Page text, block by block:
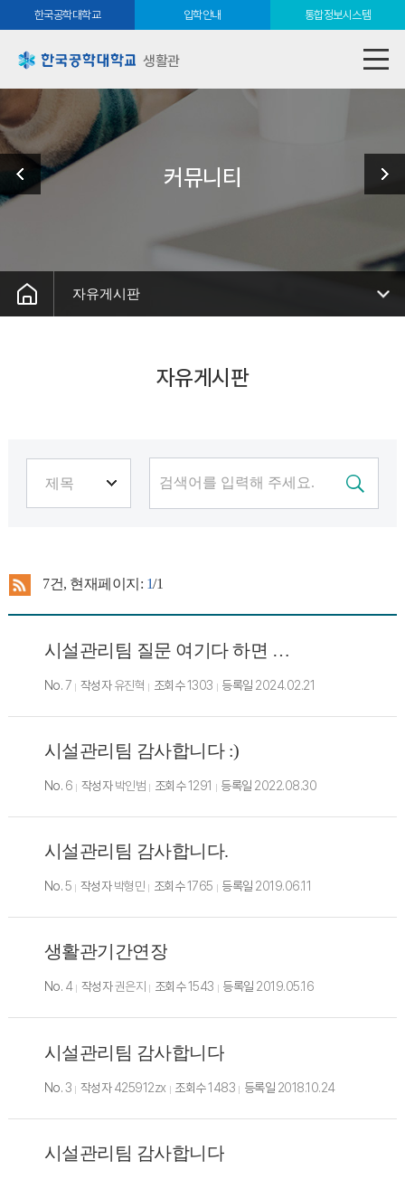
한국공학대학교 입학안내 통합정보시스템
생활관
커뮤니티
자유게시판
자유게시판
7건, 현재페이지: 1/1
시설관리팀 질문 여기다 하면 되나요?
No.7 작성자 유진혁 조회수1303 등록일 2024.02.21
시설관리팀 감사합니다 :)
No. 6 작성자 박인범 조회수1291 등록일 2022.08.30
시설관리팀 감사합니다.
No.5 작성자 박형민 조회수1765 등록일 2019.06.11
생활관기간연장
No. 4 작성자권은지 조회수1543 등록일 2019.05.16
시설관리팀 감사합니다
No.3 작성자 425912zx 조회수1483 등록일 2018.10.24
시설관리팀 감사합니다